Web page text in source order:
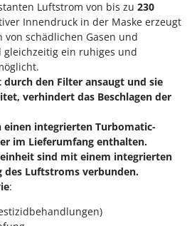
Luftstrom von bis zu 230
Innendruck in der Maske erzeugt
schädlichen Gasen und
ein ruhiges und
durch den Filter ansaugt und sie
verhindert das Beschlagen der
integrierten Turbomatic-
im Lieferumfang enthalten.
sind mit einem integrierten
des Luftstroms verbunden.
: